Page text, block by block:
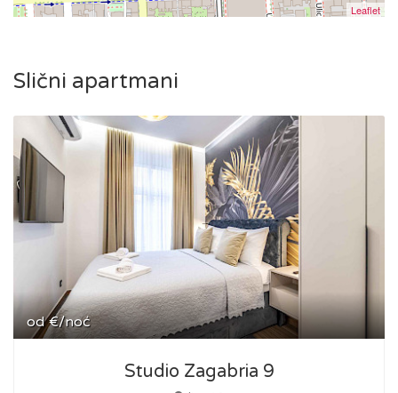
Leaflet
Slični apartmani
od €/noć
Studio Zagabria 9